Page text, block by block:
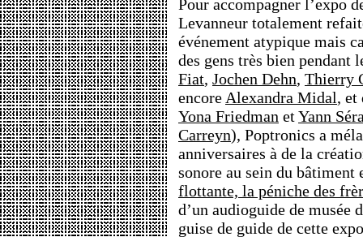
Pour accompagner l’expo
Levanneur totalement
événement atypique mais
des gens très bien
Fiat, Jochen Dehn, Thierry
encore Alexandra Midal, et
Yona Friedman etYann
Carreyn), Poptronics a
anniversaires à de la
sonore au sein du
flottante, la péniche des
d’un audioguide de musée
guise de guide de cette